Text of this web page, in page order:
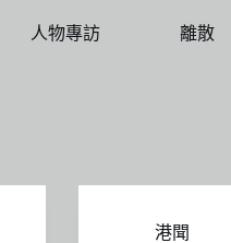
人物專訪 離散
港聞